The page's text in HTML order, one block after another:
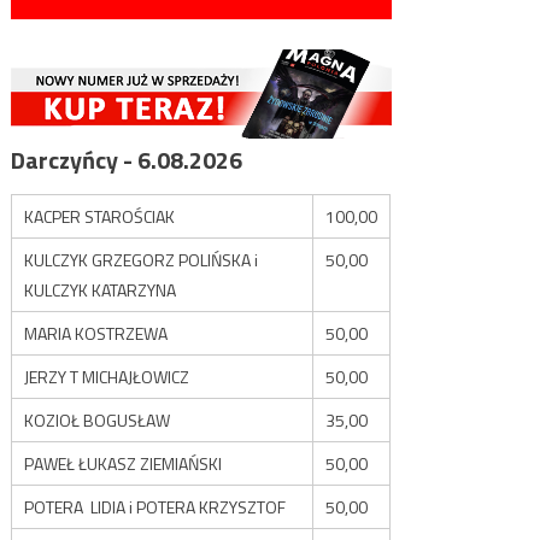
Darczyńcy - 6.08.2026
KACPER STAROŚCIAK
100,00
KULCZYK GRZEGORZ POLIŃSKA i
KULCZYK KATARZYNA
50,00
MARIA KOSTRZEWA
50,00
JERZY T MICHAJŁOWICZ
50,00
KOZIOŁ BOGUSŁAW
35,00
PAWEŁ ŁUKASZ ZIEMIAŃSKI
50,00
POTERA LIDIA i POTERA KRZYSZTOF
50,00